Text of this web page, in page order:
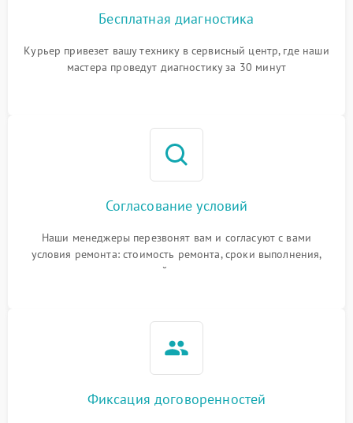
Бесплатная диагностика
Курьер привезет вашу технику в сервисный центр, где наши
мастера проведут диагностику за 30 минут
Согласование условий
Наши менеджеры перезвонят вам и согласуют с вами
условия ремонта: стоимость ремонта, сроки выполнения,
гарантийные условия
Фиксация договоренностей